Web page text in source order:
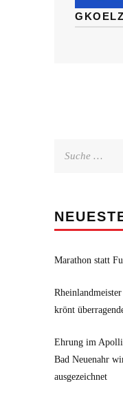
Marathon statt
krönt
Ehrung im
Bad Neuenahr
ausgezeichnet